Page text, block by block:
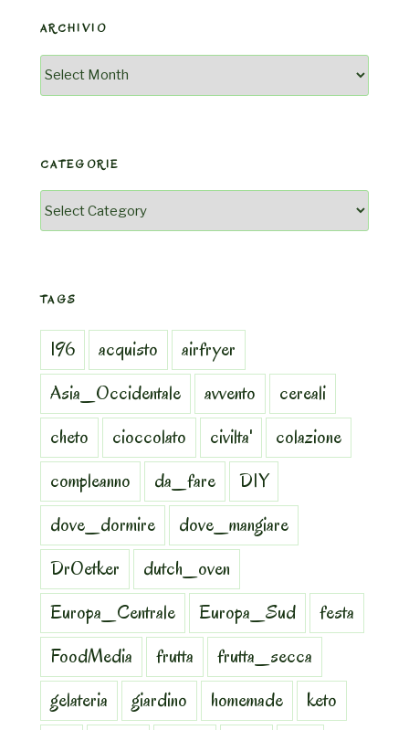
ARCHIVIO
Archivio
CATEGORIE
Categorie
TAGS
196 acquisto
airfryer
Asia_Occidentale
avvento
cereali
cheto
cioccolato civilta'
colazione
compleanno
da_fare
DIY
dove_dormire
dove_mangiare
DrOetker
dutch_oven
Europa_Centrale
Europa_Sud
festa
FoodMedia
frutta
frutta_secca
gelateria
giardino homemade
keto